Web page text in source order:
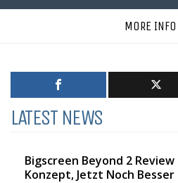
MORE INFO
LATEST NEWS
Bigscreen Beyond 2 Review
Konzept, Jetzt Noch Besser